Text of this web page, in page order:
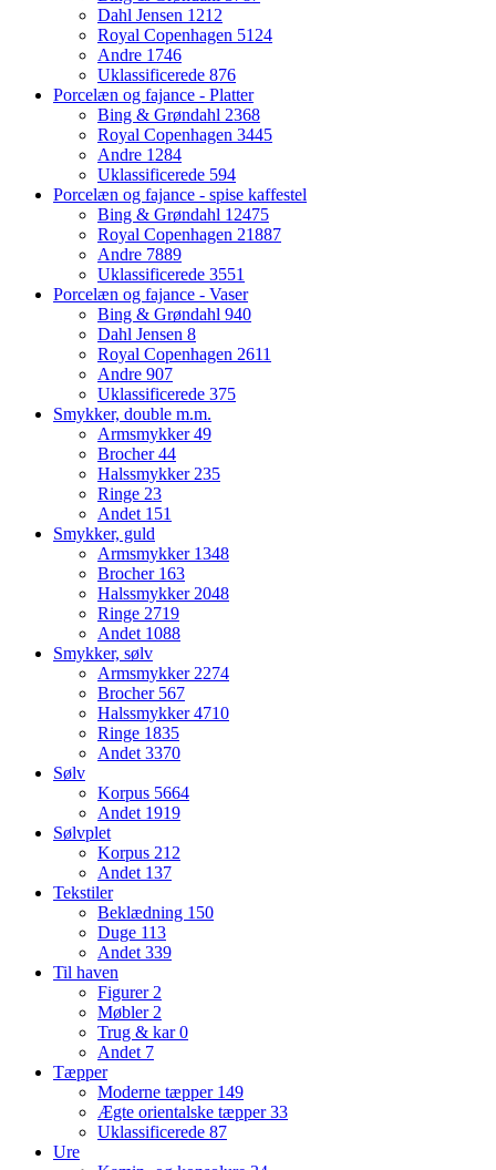
Dahl Jensen 1212
Royal Copenhagen 5124
Andre 1746
Uklassificerede 876
Porcelæn og fajance - Platter
Bing & Grøndahl 2368
Royal Copenhagen 3445
Andre 1284
Uklassificerede 594
Porcelæn og fajance - spise kaffestel
Bing & Grøndahl 12475
Royal Copenhagen 21887
Andre 7889
Uklassificerede 3551
Porcelæn og fajance - Vaser
Bing & Grøndahl 940
Dahl Jensen 8
Royal Copenhagen 2611
Andre 907
Uklassificerede 375
Smykker, double m.m.
Armsmykker49
Brocher44
Halssmykker 235
Ringe 23
Andet 151
Smykker, guld
Armsmykker 1348
Brocher 163
Halssmykker 2048
Ringe 2719
Andet 1088
Smykker, sølv
Armsmykker 2274
Brocher 567
Halssmykker4710
Ringe 1835
Andet 3370
Sølv
Korpus 5664
Andet 1919
Sølvplet
Korpus 212
Andet 137
Tekstiler
Beklædning 150
Duge 113
Andet 339
Til haven
Figurer 2
Møbler 2
Trug & kar0
Andet 7
Tæpper
Moderne tæpper 149
Ægte orientalske tæpper33
Uklassificerede 87
Ure